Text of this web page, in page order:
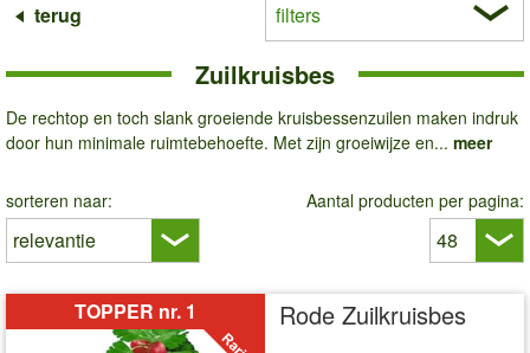
terug filters
Zuilkruisbes
De rechtop en toch slank groeiende kruisbessenzuilen maken indruk
door hun minimale ruimtebehoefte. Met zijn groeiwijze en... meer
sorteren naar: Aantal producten per pagina:
TOPPER nr. 1 Rode Zuilkruisbes